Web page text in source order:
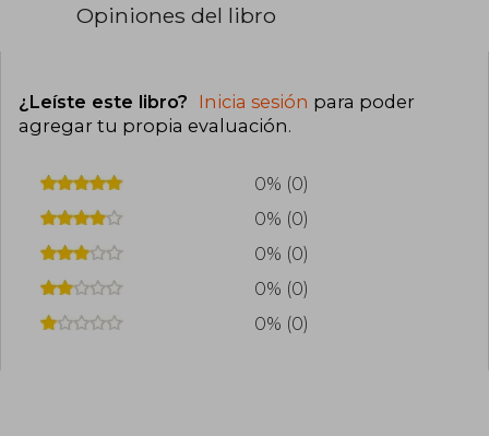
Opiniones del libro
¿Leíste este libro? Inicia sesión para poder
agregar tu propia evaluación.
0% (0)
0% (0)
0% (0)
0% (0)
0% (0)